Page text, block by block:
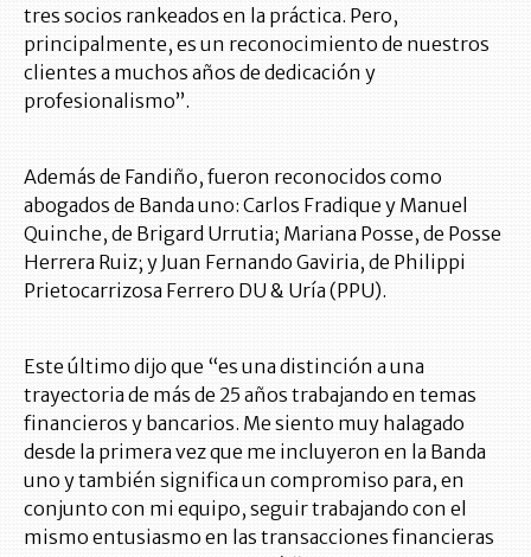
tres socios rankeados en la práctica. Pero,
principalmente, es un reconocimiento de nuestros
clientes a muchos años de dedicación y
profesionalismo”.
Además de Fandiño, fueron reconocidos como
abogados de Banda uno: Carlos Fradique y Manuel
Quinche, de Brigard Urrutia; Mariana Posse, de Posse
Herrera Ruiz; y Juan Fernando Gaviria, de Philippi
Prietocarrizosa Ferrero DU & Uría (PPU).
Este último dijo que “es una distinción a una
trayectoria de más de 25 años trabajando en temas
financieros y bancarios. Me siento muy halagado
desde la primera vez que me incluyeron en la Banda
uno y también significa un compromiso para, en
conjunto con mi equipo, seguir trabajando con el
mismo entusiasmo en las transacciones financieras